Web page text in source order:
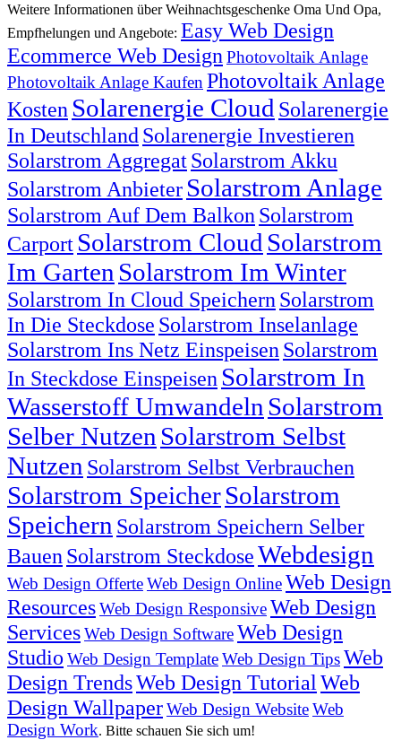
Weitere Informationen über Weihnachtsgeschenke Oma Und Opa,
Empfhelungen und Angebote: Easy Web Design
Ecommerce Web Design Photovoltaik Anlage
Photovoltaik Anlage Kaufen Photovoltaik Anlage
Kosten Solarenergie Cloud Solarenergie
In Deutschland Solarenergie Investieren
Solarstrom AggregatSolarstrom Akku
Solarstrom Anbieter Solarstrom Anlage
Solarstrom Auf Dem Balkon Solarstrom
Carport Solarstrom Cloud Solarstrom
Im Garten Solarstrom Im Winter
Solarstrom In Cloud Speichern Solarstrom
In Die Steckdose Solarstrom Inselanlage
Solarstrom Ins Netz Einspeisen Solarstrom
In Steckdose Einspeisen Solarstrom In
Wasserstoff Umwandeln Solarstrom
Selber Nutzen Solarstrom Selbst
Nutzen Solarstrom Selbst Verbrauchen
Solarstrom SpeicherSolarstrom
Speichern Solarstrom Speichern Selber
Bauen Solarstrom SteckdoseWebdesign
Web Design OfferteWeb Design OnlineWeb Design
ResourcesWeb Design ResponsiveWeb Design
ServicesWeb Design SoftwareWeb Design
Studio Web Design TemplateWeb Design TipsWeb
Design TrendsWeb Design Tutorial Web
Design WallpaperWeb Design WebsiteWeb
Design Work. Bitte schauen Sie sich um!